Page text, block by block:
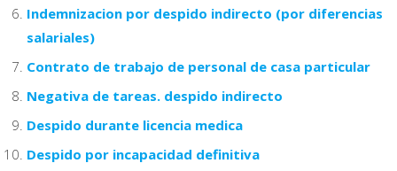
Indemnizacion por despido indirecto (por diferencias
salariales)
Contrato de trabajo de personal de casa particular
Negativa de tareas. despido indirecto
Despido durante licencia medica
Despido por incapacidad definitiva